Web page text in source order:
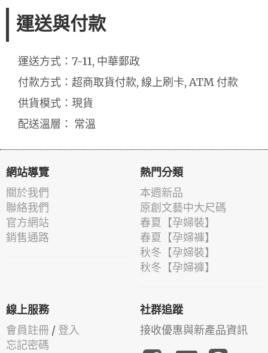
運送與付款
運送方式：7-11, 中華郵政
付款方式：超商取貨付款, 線上刷卡, ATM 付款
供貨模式：現貨
配送溫層： 常溫
網站導覽
關於我們
聯絡我們
官方網站
銷售通路
熱門分類
本週新品
原創文藝中大尺碼
春夏【孕婦裝】
春夏【孕婦褲】
秋冬【孕婦裝】
秋冬【孕婦褲】
線上服務
會員註冊 / 登入
忘記密碼
社群追蹤
接收優惠與新產品資訊